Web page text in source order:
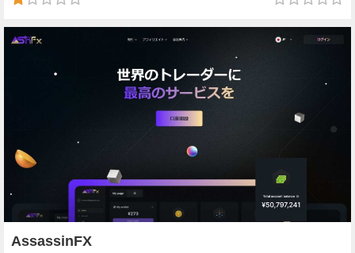
AssassinFX